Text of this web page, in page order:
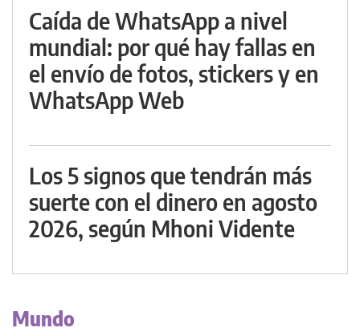
Caída de WhatsApp a nivel
mundial: por qué hay fallas en
el envío de fotos, stickers y en
WhatsApp Web
Los 5 signos que tendrán más
suerte con el dinero en agosto
2026, según Mhoni Vidente
Mundo